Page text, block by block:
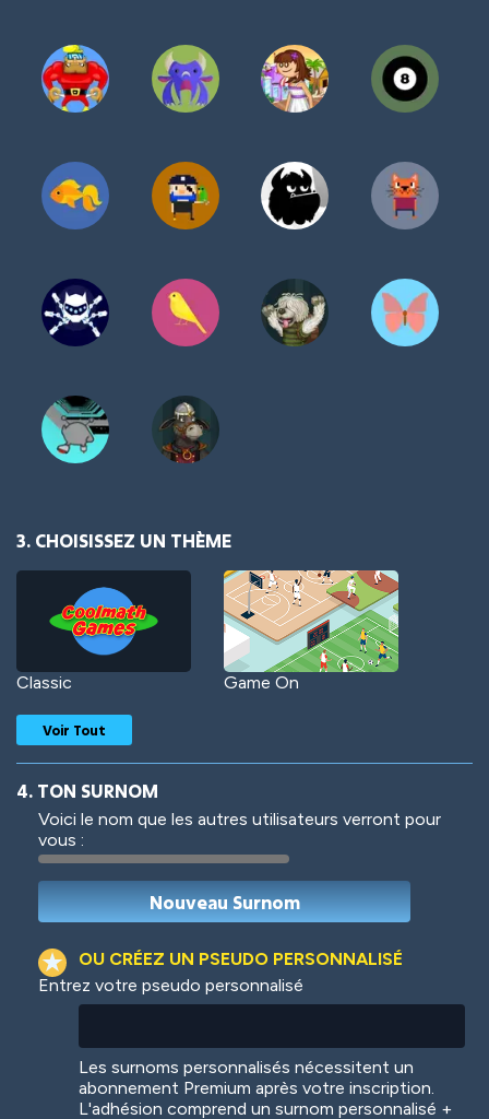
3. CHOISISSEZ UN THÈME
Classic Game On
Woof
Colorful
Voir Tout
4. TON SURNOM
Voici le nom que les autres utilisateurs verront pour
vous :
OU CRÉEZ UN PSEUDO PERSONNALISÉ
Entrez votre pseudo personnalisé
Les surnoms personnalisés nécessitent un
abonnement Premium après votre inscription.
L'adhésion comprend un surnom personnalisé +